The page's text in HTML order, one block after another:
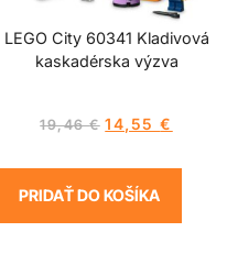
LEGO City 60341 Kladivová
kaskadérska výzva
19,46€ 14,55€
PRIDAŤ DO KOŠÍKA